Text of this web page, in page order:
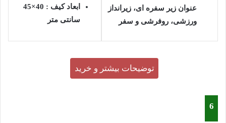
عنوان زیر سفره ای، زیرانداز
ورزشی، روفرشی و سفر
ابعاد کیف : 40×45
سانتی متر
توضیحات بیشتر و خرید
6